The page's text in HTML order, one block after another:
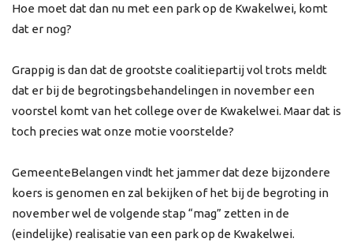
Hoe moet dat dan nu met een park op de Kwakelwei, komt
dat er nog?
Grappig is dan dat de grootste coalitiepartij vol trots meldt
dat er bij de begrotingsbehandelingen in november een
voorstel komt van het college over de Kwakelwei. Maar dat is
toch precies wat onze motie voorstelde?
GemeenteBelangen vindt het jammer dat deze bijzondere
koers is genomen en zal bekijken of het bij de begroting in
november wel de volgende stap “mag” zetten in de
(eindelijke) realisatie van een park op de Kwakelwei.